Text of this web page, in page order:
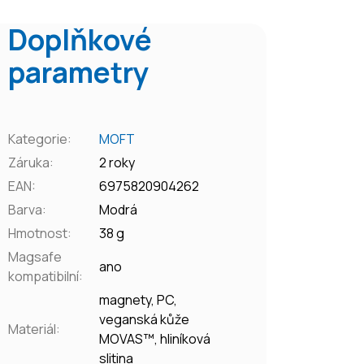
Doplňkové
parametry
Kategorie:
MOFT
Záruka:
2 roky
EAN:
6975820904262
Barva:
Modrá
Hmotnost:
38 g
Magsafe
kompatibilní:
ano
Materiál:
magnety, PC,
veganská kůže
MOVAS™, hliníková
slitina